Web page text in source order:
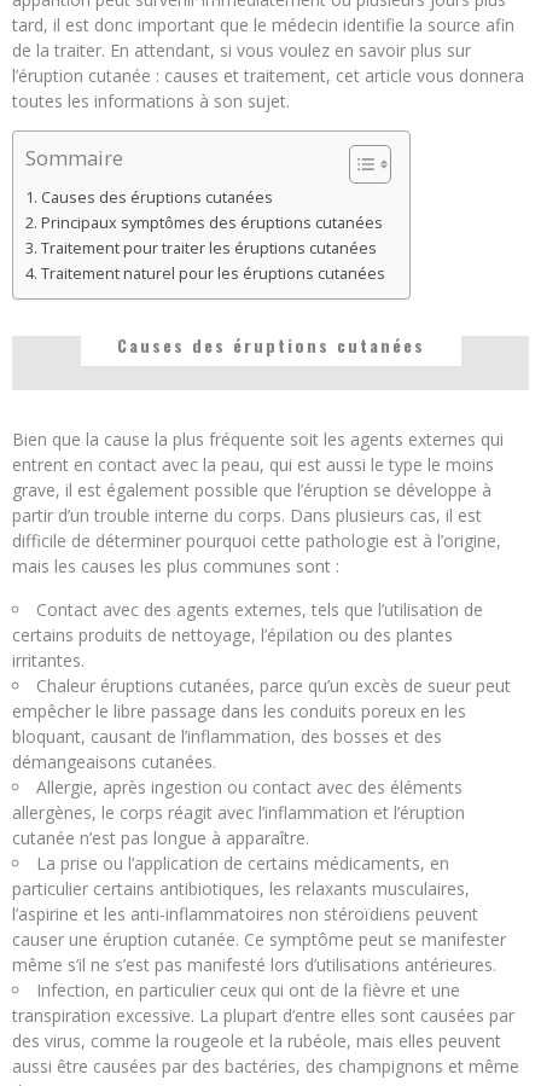
tard, il est donc important que le médecin identifie la source afin
de la traiter. En attendant, si vous voulez en savoir plus sur
l’éruption cutanée : causes et traitement, cet article vous donnera
toutes les informations à son sujet.
Sommaire
Causes des éruptions cutanées
Principaux symptômes des éruptions cutanées
Traitement pour traiter les éruptions cutanées
Traitement naturel pour les éruptions cutanées
Causes des éruptions cutanées
Bien que la cause la plus fréquente soit les agents externes qui
entrent en contact avec la peau, qui est aussi le type le moins
grave, il est également possible que l’éruption se développe à
partir d’un trouble interne du corps. Dans plusieurs cas, il est
difficile de déterminer pourquoi cette pathologie est à l’origine,
mais les causes les plus communes sont :
Contact avec des agents externes, tels que l’utilisation de
certains produits de nettoyage, l’épilation ou des plantes
irritantes.
Chaleur éruptions cutanées, parce qu’un excès de sueur peut
empêcher le libre passage dans les conduits poreux en les
bloquant, causant de l’inflammation, des bosses et des
démangeaisons cutanées.
Allergie, après ingestion ou contact avec des éléments
allergènes, le corps réagit avec l’inflammation et l’éruption
cutanée n’est pas longue à apparaître.
La prise ou l’application de certains médicaments, en
particulier certains antibiotiques, les relaxants musculaires,
l’aspirine et les anti-inflammatoires non stéroïdiens peuvent
causer une éruption cutanée. Ce symptôme peut se manifester
même s’il ne s’est pas manifesté lors d’utilisations antérieures.
Infection, en particulier ceux qui ont de la fièvre et une
transpiration excessive. La plupart d’entre elles sont causées par
des virus, comme la rougeole et la rubéole, mais elles peuvent
aussi être causées par des bactéries, des champignons et même